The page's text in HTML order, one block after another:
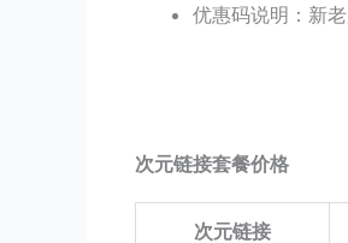
优惠码说明：新
次元链接套餐价格
次元链接